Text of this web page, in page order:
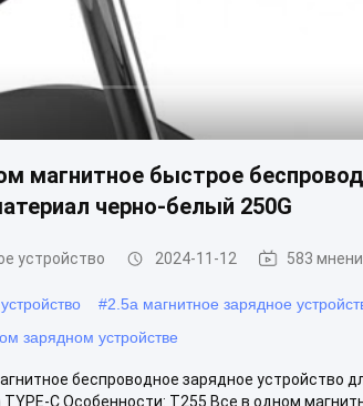
магнитное быстрое
черно-белый 250G
устройство 2024-11-12 583
#2.5а магнитное зарядное
зарядном устройстве
беспроводное зарядное устройство
C Особенности: T255 Все в одном